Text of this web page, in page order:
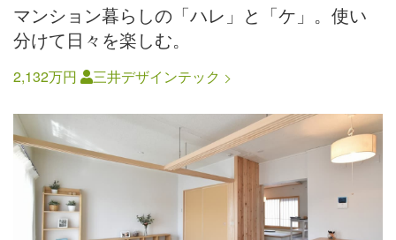
マンション暮らしの「ハレ」と「ケ」。使い
分けて日々を楽しむ。
2,132万円 三井デザインテック